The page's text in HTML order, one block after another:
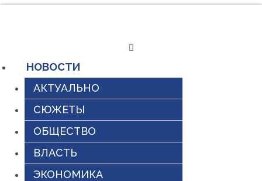
НОВОСТИ
АКТУАЛЬНО
СЮЖЕТЫ
ОБЩЕСТВО
ВЛАСТЬ
ЭКОНОМИКА